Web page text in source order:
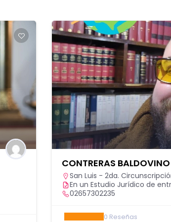
CONTRERAS
San Luis - 2da.
En un Estudio Jurídico de
02657302235
0 Reseñas